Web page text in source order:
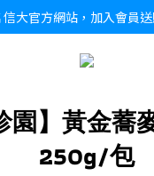
信大官方網站，加入會員
園】黃金蕎
250g/包